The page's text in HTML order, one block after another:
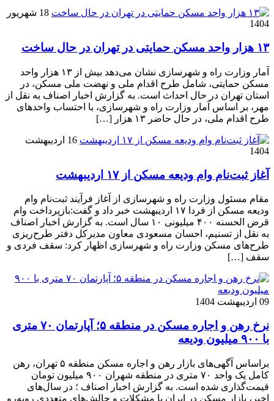
18 شهریور
1404
۱۳ هزار واحد مسکن حمایتی در تهران در حال ساخت
آمار وزارت راه و شهرسازی نشان می‌دهد بیش از ۱۳ هزار واحد
مسکن حمایتی، شامل طرح اقدام ملی و نهضت ملی مسکن، در
استان تهران در حال احداث است. به گزارش اخبار اصناف به نقل از
مهر، بر اساس آمار وزارت راه و شهرسازی، با احتساب واحدهای
طرح اقدام ملی، در حال حاضر ۱۳ هزار […]
16 اردیبهشت
1404
آغاز ثبت‌نام وام ودیعه مسکن از ۱۷ اردیبهشت
مقام مسئول وزارت راه و شهرسازی از آغاز فرآیند ثبت‌نام وام
ودیعه مسکن از فردا ۱۷ اردیبهشت خبر داد و گفت:بازپرداخت وام
قرض الحسنه ۴۰۰ میلیونی ۱۰ سال است. به گزارش اخبار اصناف
به نقل از تسنیم، احسان مسعودی معاون مدیرکل دفتر طرح‌ریزی
طرح‌های مسکن وزارت راه و شهرسازی اظهار کرد: سقف فردی و
سقف […]
09 اردیبهشت 1404
نرخ‌ رهن و اجاره مسکن در منطقه ۵؛ آپارتمان ۷۰ متری
با ۹۰۰ میلیون ودیعه
براساس آگهی‌های بازار رهن و اجاره مسکن منطقه ۵ تهران، رهن
کامل یک واحد ۷۰ متری در منطقه شهران ۹۰۰ میلیون تومان
قیمت‌گذاری شده است. به گزارش اخبار اصناف ؛ در سال‌های
اخیر، بازار مسکن در ایران با مشکلات و چالش‌های متعددی روبه‌رو